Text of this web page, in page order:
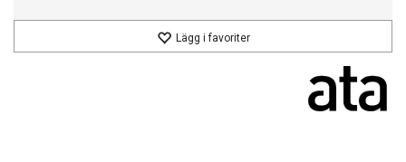
Lägg i favoriter